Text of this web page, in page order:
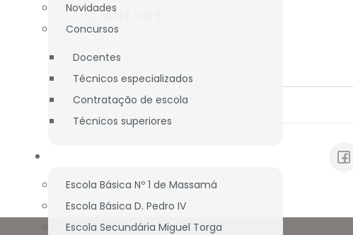
Novidades
Concursos
Docentes
Técnicos especializados
Contratação de escola
Técnicos superiores
Escola Básica Nº 1 de Massamá
Escola Básica D. Pedro IV
Escola Secundária Miguel Torga
ANEXOS
PDF